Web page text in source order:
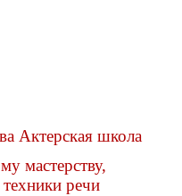
Актерская школа
мастерству,
речи